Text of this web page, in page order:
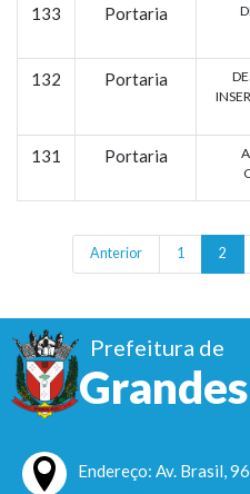
133 Portaria
132 Portaria
131 Portaria
Anterior 1 2
Prefeitura de
Endereço: Av. Brasil,